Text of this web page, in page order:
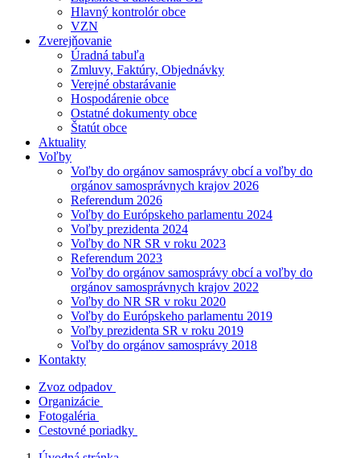
Hlavný kontrolór obce
VZN
Zverejňovanie
Úradná tabuľa
Zmluvy, Faktúry, Objednávky
Verejné obstarávanie
Hospodárenie obce
Ostatné dokumenty obce
Štatút obce
Aktuality
Voľby
Voľby do orgánov samosprávy obcí a voľby do
orgánov samosprávnych krajov 2026
Referendum 2026
Voľby do Európskeho parlamentu 2024
Voľby prezidenta 2024
Voľby do NR SR v roku 2023
Referendum 2023
Voľby do orgánov samosprávy obcí a voľby do
orgánov samosprávnych krajov 2022
Voľby do NR SR v roku 2020
Voľby do Európskeho parlamentu 2019
Voľby prezidenta SR v roku 2019
Voľby do orgánov samosprávy 2018
Kontakty
Zvoz odpadov
Organizácie
Fotogaléria
Cestovné poriadky